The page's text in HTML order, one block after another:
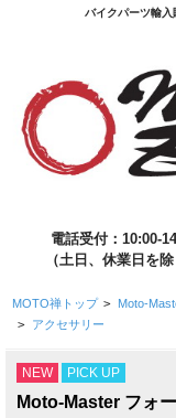
バイクパーツ輸
電話受付：10:00-
（土日、休業日を除
MOTO禅トップ > Moto-
> アクセサリー
NEW PICK UP
Moto-Master フォ